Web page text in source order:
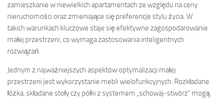
zamieszkanie w niewielkich apartamentach ze względu na ceny
nieruchomości oraz zmieniające się preferencje stylu życia. W
takich warunkach kluczowe staje się efektywne zagospodarowanie
małej przestrzeni, co wymaga zastosowania inteligentnych
rozwiązań.
Jednym z najważniejszych aspektów optymalizacji małej
przestrzeni jest wykorzystanie mebli wielofunkcyjnych. Rozkładane
łóżka, składane stoły czy półki z systemem „schowaj-stwórz” mogą